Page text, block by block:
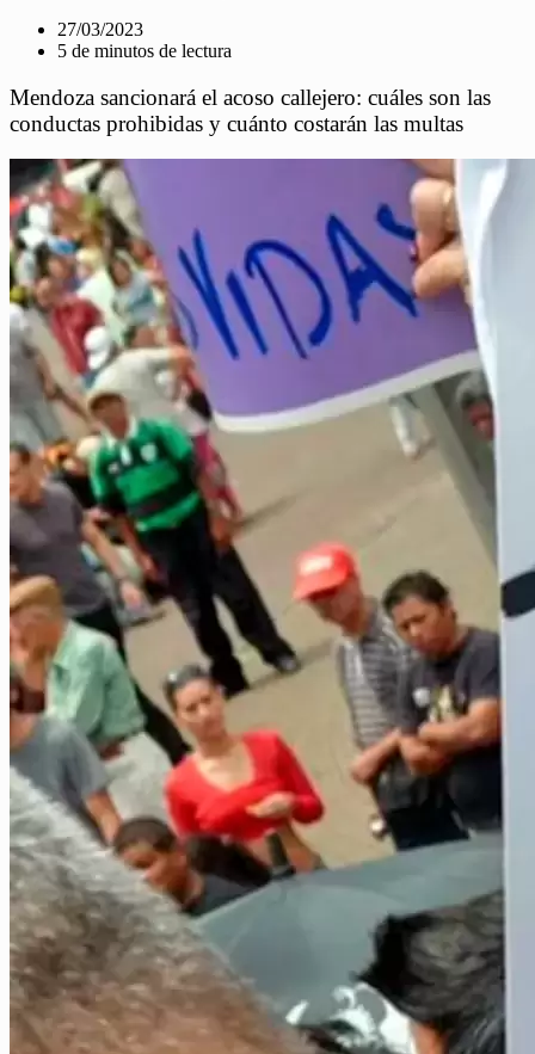
27/03/2023
5 de minutos de lectura
Mendoza sancionará el acoso callejero: cuáles son las
conductas prohibidas y cuánto costarán las multas